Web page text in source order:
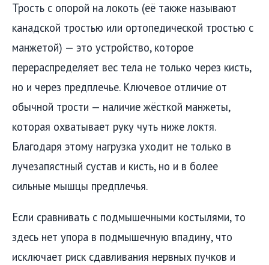
Трость с опорой на локоть (её также называют
канадской тростью или ортопедической тростью с
манжетой) — это устройство, которое
перераспределяет вес тела не только через кисть,
но и через предплечье. Ключевое отличие от
обычной трости — наличие жёсткой манжеты,
которая охватывает руку чуть ниже локтя.
Благодаря этому нагрузка уходит не только в
лучезапястный сустав и кисть, но и в более
сильные мышцы предплечья.
Если сравнивать с подмышечными костылями, то
здесь нет упора в подмышечную впадину, что
исключает риск сдавливания нервных пучков и